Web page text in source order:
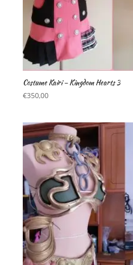
Costume Kairi – Kingdom Hearts 3
€350,00